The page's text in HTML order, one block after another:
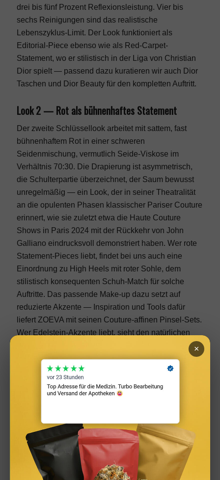
drei bis fünf Prozent Reflexionsleistung. Vier bis
sechs Reinigungen sind das realistische
Lebenszyklus-Limit. Der Look funktioniert als
Editorial-Piece ebenso wie als Red-Carpet-
Statement, wo er stilistisch in der Liga von Christian
Diorspielt — passend dazu kuratieren wir auch Dior
Taschen und Dior Beautyfür den kompletten Auftritt.
Look 2 — Rot als bühnenhaftes Statement
Der zweite Schlüssellook arbeitet mit sattem, fast
bühnenhaftem Rot in einer schweren
Seidenmischung, vermutlich Seide-Viskose im
Verhältnis 70:30. Die Drapierung ist asymmetrisch,
die Schulterpartie überzeichnet, der Saum bewusst
unregelmäßig — ein Look, der in seiner Theatralität
an die opulenten Phasen klassischer Pariser Couture
erinnert, wie sie zuletzt etwa die Haute Couture
Shows in Paris 2024mit der Rückkehr von John
Galliano eindrucksvoll demonstriert haben. Wer rote
Statement-Pieces liebt, findet bei uns auch eine
Einordnung zu High Heels mit roter Sohle, dem
stilistisch konsequenten Schuh-Match für solche
Auftritte. Das passende Make-up dazu setzt auf
reduzierte Akzente — Inspiration und Tools dafür
liefert ZOEVAmit seinen Couture-affinen Pinsel-Sets.
Wer Edelstein-Akzente liebt, sieht den natürlichen
als
Inspiration für seltene Couture-Applikationen.
Look 3 — Tailoring trifft Surrealismus
überdimensionierten, fast skulpturalen
Schulterelementen kombiniert. Die Schulterpartie
wird durch eine doppelte Rosshaareinlage
stabilisiert, ein Detail, das sonst nur in Savile-Row-
×